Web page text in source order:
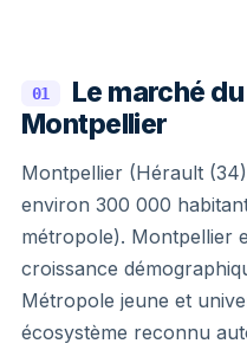
01
Le marché
Montpellier
Montpellier (Hérault
environ 300 000
métropole). Montpellier
croissance
Métropole jeune et
écosystème reconnu